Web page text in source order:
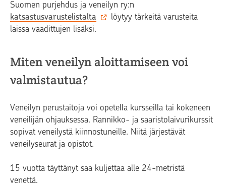
Suomen purjehdus ja veneilyn ry:n
katsastusvarustelistalta
löytyy tärkeitä varusteita
laissa vaadittujen lisäksi.
Miten veneilyn aloittamiseen voi
valmistautua?
Veneilyn perustaitoja voi opetella kursseilla tai kokeneen
veneilijän ohjauksessa. Rannikko- ja saaristolaivurikurssit
sopivat veneilystä kiinnostuneille. Niitä järjestävät
veneilyseurat ja opistot.
15 vuotta täyttänyt saa kuljettaa alle 24-metristä
venettä.